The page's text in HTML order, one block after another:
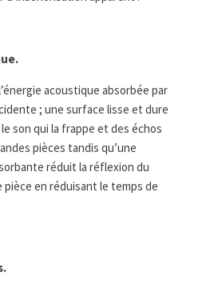
acoustique absorbée par
; une surface lisse et dure
son qui la frappe et des échos
pièces tandis qu’une
réduit la réflexion du
pièce en réduisant le temps de